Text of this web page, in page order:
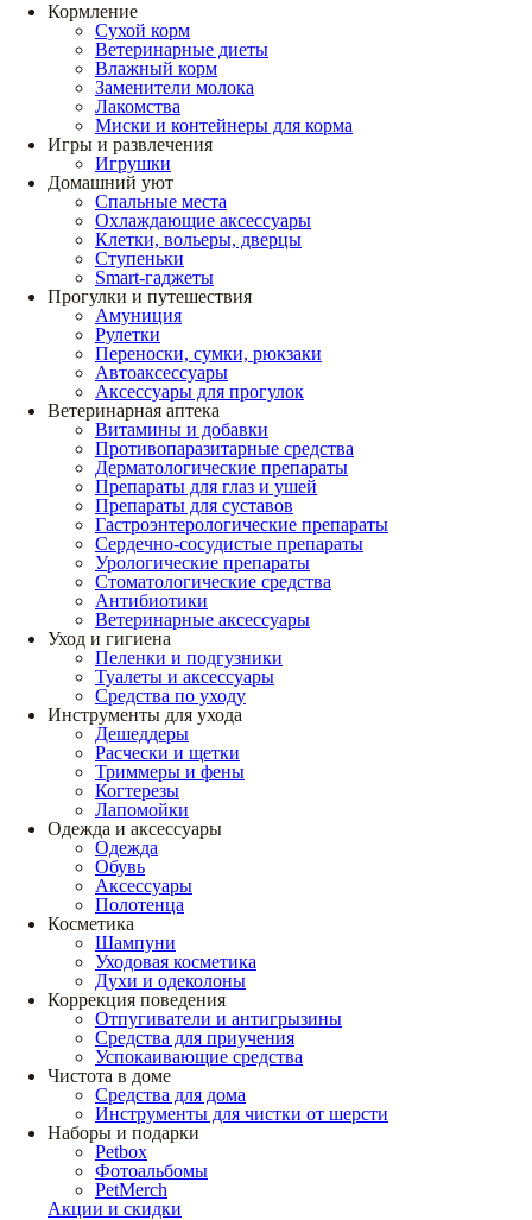
Кормление
Сухой корм
Ветеринарные диеты
Влажный корм
Заменители молока
Лакомства
Миски и контейнеры для корма
Игры и развлечения
Игрушки
Домашний уют
Спальные места
Охлаждающие аксессуары
Клетки, вольеры, дверцы
Ступеньки
Smart-гаджеты
Прогулки и путешествия
Амуниция
Рулетки
Переноски, сумки, рюкзаки
Автоаксессуары
Аксессуары для прогулок
Ветеринарная аптека
Витамины и добавки
Противопаразитарные средства
Дерматологические препараты
Препараты для глаз и ушей
Препараты для суставов
Гастроэнтерологические препараты
Сердечно-сосудистые препараты
Урологические препараты
Стоматологические средства
Антибиотики
Ветеринарные аксессуары
Уход и гигиена
Пеленки и подгузники
Туалеты и аксессуары
Средства по уходу
Инструменты для ухода
Дешеддеры
Расчески и щетки
Триммеры и фены
Когтерезы
Лапомойки
Одежда и аксессуары
Одежда
Обувь
Аксессуары
Полотенца
Косметика
Шампуни
Уходовая косметика
Духи и одеколоны
Коррекция поведения
Отпугиватели и антигрызины
Средства для приучения
Успокаивающие средства
Чистота в доме
Средства для дома
Инструменты для чистки от шерсти
Наборы и подарки
Petbox
Фотоальбомы
PetMerch
Акции и скидки